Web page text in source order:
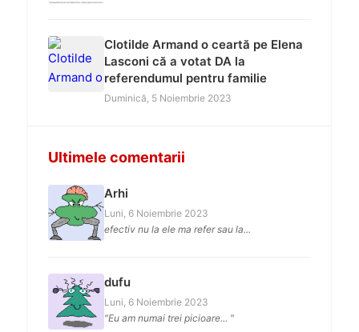
Clotilde Armand o ceartă pe Elena
Lasconi că a votat DA la
referendumul pentru familie
Duminică, 5 Noiembrie 2023
Ultimele comentarii
Arhi
Luni, 6 Noiembrie 2023
efectiv nu la ele ma refer sau la...
dufu
Luni, 6 Noiembrie 2023
"Eu am numai trei picioare... "